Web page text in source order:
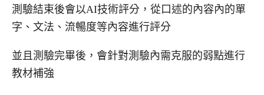
測驗結束後會以AI技術評分，從口述的內容內的單
字、文法、流暢度等內容進行評分
並且測驗完畢後，會針對測驗內需克服的弱點進行
教材補強